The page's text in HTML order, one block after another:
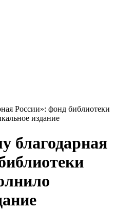
России»: фонд библиотеки
издание
благодарная